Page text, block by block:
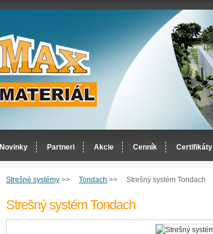
Novinky Partneri Akcie Cenník Certifikáty
Strešné systémy >> Tondach >> Strešný systém Tondach
Strešný systém Tondach